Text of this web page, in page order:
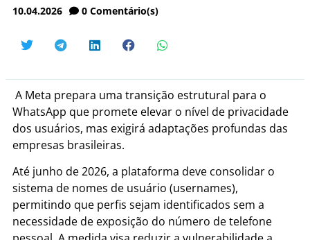
10.04.2026 0 Comentário(s)
A Meta prepara uma transição estrutural para o
WhatsApp que promete elevar o nível de privacidade
dos usuários, mas exigirá adaptações profundas das
empresas brasileiras.
Até junho de 2026, a plataforma deve consolidar o
sistema de nomes de usuário (usernames),
permitindo que perfis sejam identificados sem a
necessidade de exposição do número de telefone